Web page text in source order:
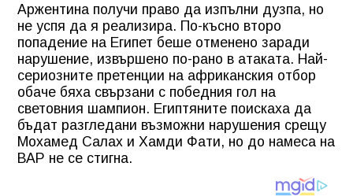
Аржентина получи право да изпълни дузпа, но
не успя да я реализира. По-късно второ
попадение на Египет беше отменено заради
нарушение, извършено по-рано в атаката. Най-
сериозните претенции на африканския отбор
обаче бяха свързани с победния гол на
световния шампион. Египтяните поискаха да
бъдат разгледани възможни нарушения срещу
Мохамед Салах и Хамди Фати, но до намеса на
ВАР не се стигна.